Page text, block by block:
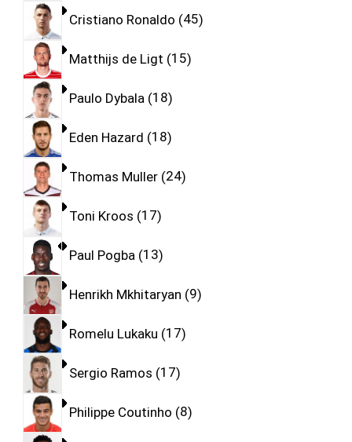
Cristiano Ronaldo 45
Matthijs de Ligt 15
Paulo Dybala 18
Eden Hazard 18
Thomas Muller 24
Toni Kroos 17
Paul Pogba 13
Henrikh Mkhitaryan 9
Romelu Lukaku 17
Sergio Ramos 17
Philippe Coutinho 8